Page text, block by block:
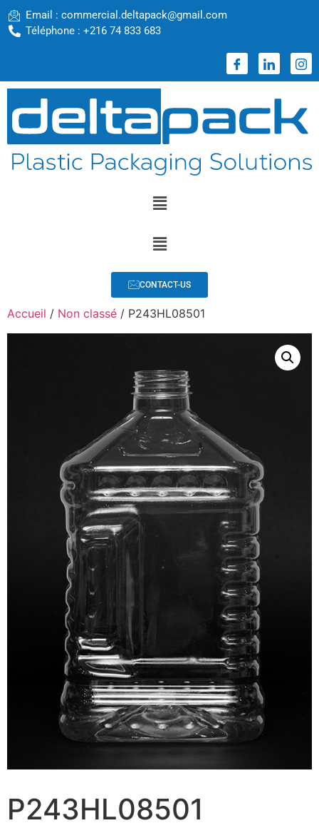
Email : commercial.deltapack@gmail.com
Téléphone : +216 74 833 683
CONTACT-US
Accueil / Non classé / P243HL08501
P243HL08501